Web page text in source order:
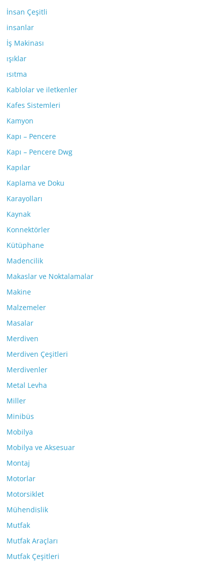
İnsan Çeşitli
insanlar
İş Makinası
ışıklar
ısıtma
Kablolar ve iletkenler
Kafes Sistemleri
Kamyon
Kapı – Pencere
Kapı – Pencere Dwg
Kapılar
Kaplama ve Doku
Karayolları
Kaynak
Konnektörler
Kütüphane
Madencilik
Makaslar ve Noktalamalar
Makine
Malzemeler
Masalar
Merdiven
Merdiven Çeşitleri
Merdivenler
Metal Levha
Miller
Minibüs
Mobilya
Mobilya ve Aksesuar
Montaj
Motorlar
Motorsiklet
Mühendislik
Mutfak
Mutfak Araçları
Mutfak Çeşitleri